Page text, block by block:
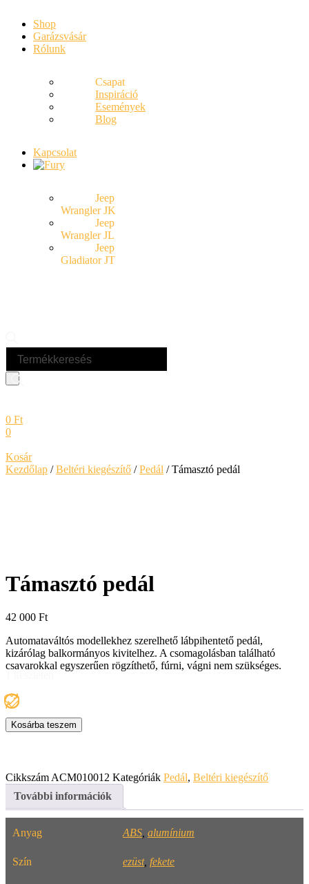
Shop
Garázsvásár
Rólunk
Csapat
Inspiráció
Események
Blog
Kapcsolat
Jeep
Wrangler JK
Jeep
Wrangler JL
Jeep
Gladiator JT
search
0 Ft
0
Kosár
Kezdőlap /Beltéri kiegészítő /Pedál / Támasztó pedál
Támasztó pedál
42 000 Ft
Automataváltós modellekhez szerelhető lábpihentető pedál,
kizárólag balkormányos kivitelhez. A csomagolásban található
csavarokkal egyszerűen rögzíthető, fúrni, vágni nem szükséges.
Támasztó
pedál
Kosárba teszem
Cikkszám ACM010012 Kategóriák Pedál, Beltéri kiegészítő
További információk
Anyag ABS alumínium
Szín ezüst, fekete